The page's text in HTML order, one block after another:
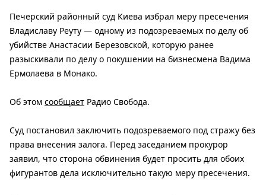
Печерский районный суд Киева избрал меру пресечения
Владиславу Реуту — одному из подозреваемых по делу об
убийстве Анастасии Березовской, которую ранее
разыскивали по делу о покушении на бизнесмена Вадима
Ермолаева в Монако.
Об этом сообщает Радио Свобода.
Суд постановил заключить подозреваемого под стражу без
права внесения залога. Перед заседанием прокурор
заявил, что сторона обвинения будет просить для обоих
фигурантов дела исключительно такую ​​меру пресечения.